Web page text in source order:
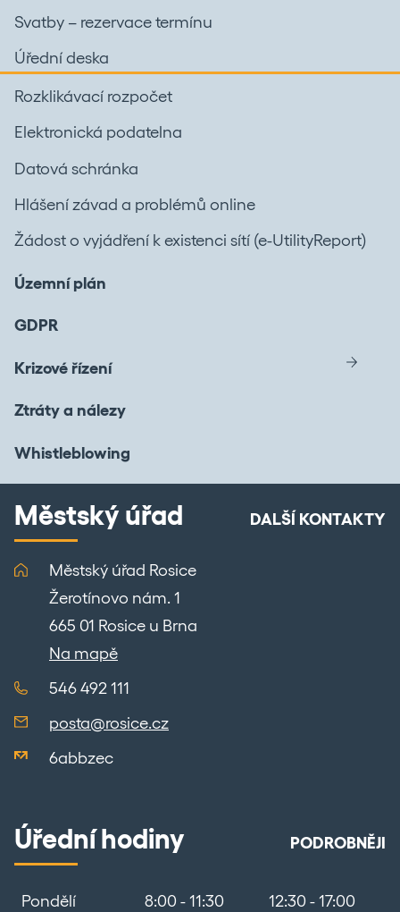
Svatby – rezervace termínu
Úřední deska
Rozklikávací rozpočet
Elektronická podatelna
Datová schránka
Hlášení závad a problémů online
Žádost o vyjádření k existenci sítí (e-UtilityReport)
Územní plán
GDPR
Krizové řízení
Ztráty a nálezy
Whistleblowing
Městský úřad DALŠÍ KONTAKTY
Městský úřad Rosice
Žerotínovo nám. 1
665 01 Rosice u Brna
Na mapě
546 492 111
posta@rosice.cz
6abbzec
Úřední hodiny PODROBNĚJI
Pondělí 8:00 - 11:30 12:30 - 17:00